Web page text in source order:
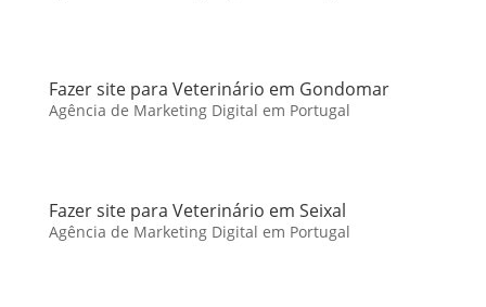
Fazer site para Veterinário em Gondomar
Agência de Marketing Digital em Portugal
Fazer site para Veterinário em Seixal
Agência de Marketing Digital em Portugal